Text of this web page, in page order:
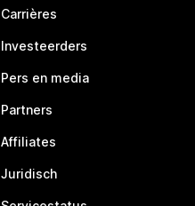
Carrières
Investeerders
Pers en media
Partners
Affiliates
Juridisch